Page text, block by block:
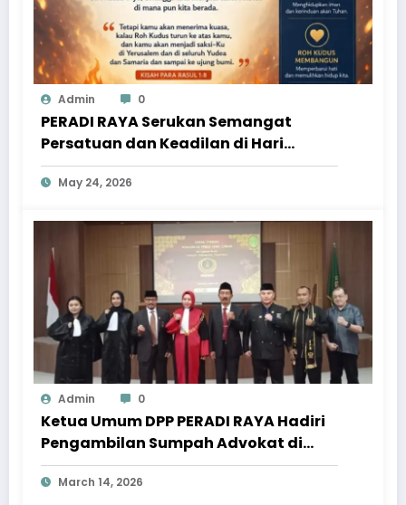
Admin 0
PERADI RAYA Serukan Semangat
Persatuan dan Keadilan di Hari
Pentakosta
May 24, 2026
Admin 0
Ketua Umum DPP PERADI RAYA Hadiri
Pengambilan Sumpah Advokat di
Pengadilan Tinggi Jawa Tengah
March 14, 2026